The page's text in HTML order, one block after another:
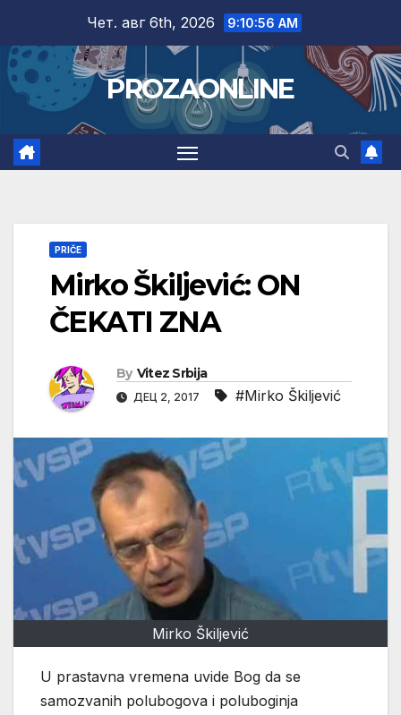
content
Чет. авг 6th, 2026 9:10:57 AM
PROZAONLINE
PRIČE
Mirko Škiljević: ON
ČEKATI ZNA
By Vitez Srbija
ДЕЦ 2, 2017 #Mirko Škiljević
Mirko Škiljević
U prastavna vremena uvide Bog da se
samozvanih polubogova i poluboginja